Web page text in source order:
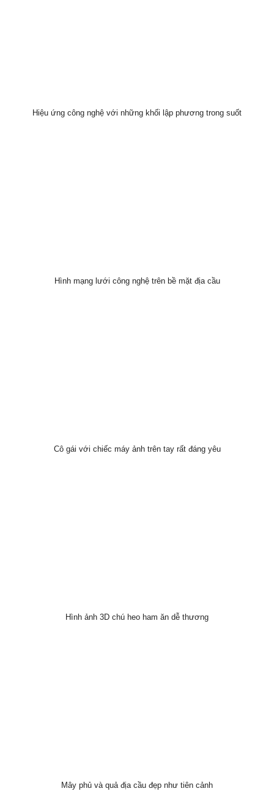
Hiệu ứng công nghệ với những khối lập phương trong suốt
Hình mạng lưới công nghệ trên bề mặt địa cầu
Cô gái với chiếc máy ảnh trên tay rất đáng yêu
Hình ảnh 3D chú heo ham ăn dễ thương
Mây phủ và quả địa cầu đẹp như tiên cảnh